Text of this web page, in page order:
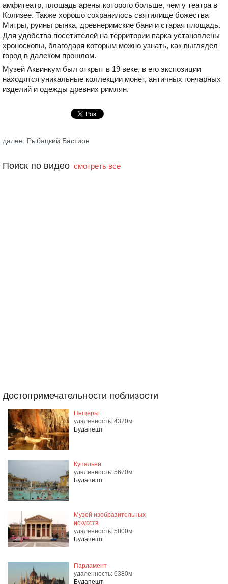
амфитеатр, площадь арены которого больше, чем у театра в
Колизее. Также хорошо сохранилось святилище божества
Митры, руины рынка, древнеримские бани и старая площадь.
Для удобства посетителей на территории парка установлены
хроноскопы, благодаря которым можно узнать, как выглядел
город в далеком прошлом.
Музей Аквинкум был открыт в 19 веке, в его экспозиции
находятся уникальные коллекции монет, античных гончарных
изделий и одежды древних римлян.
далее: Рыбацкий Бастион
Поиск по видео смотреть все
Достопримечательности поблизости
Пещеры
удаленность: 4320м
Будапешт
Купальни
удаленность: 5670м
Будапешт
Музей изобразительных
искусств
удаленность: 5800м
Будапешт
Парламент
удаленность: 6380м
Будапешт